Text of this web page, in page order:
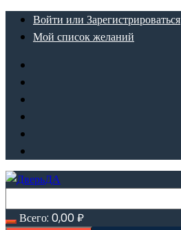
ПерейтиВойти или Зарегистрироваться
Мой список желаний
Всего: 0,00₽